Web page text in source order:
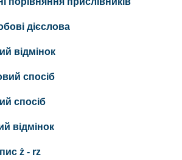
дієслова
відмінок
спосіб
спосіб
відмінок
ż - rz